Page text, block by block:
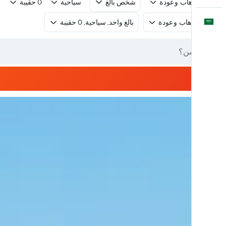
العَرَبِيَّة
رحلة ذهاب وعودة شخص بالغ سياحية 0 حقيبة
رحلة ذهاب وعودة بالغ واحد, سياحية, 0 حقيبة